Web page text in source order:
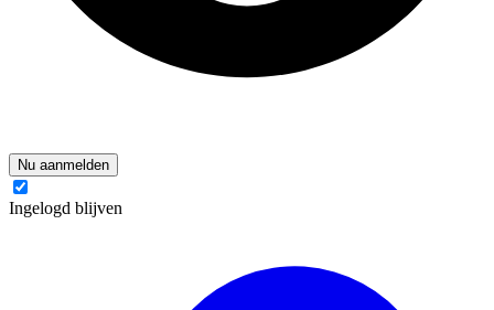
Nu aanmelden
Ingelogd blijven